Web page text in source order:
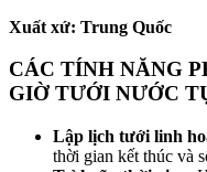
Xuất xứ: Trung Quốc
CÁC TÍNH NĂNG
GIỜ TƯỚI NƯỚC
Lập lịch tưới linh
thời gian kết thúc và